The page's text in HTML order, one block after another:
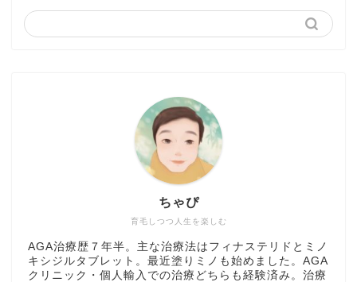
育毛しつつ人生を楽しむ
ちゃぴ
AGA治療歴７年半。主な治療法はフィナステリドとミノ
キシジルタブレット。最近塗りミノも始めました。AGA
クリニック・個人輸入での治療どちらも経験済み。治療